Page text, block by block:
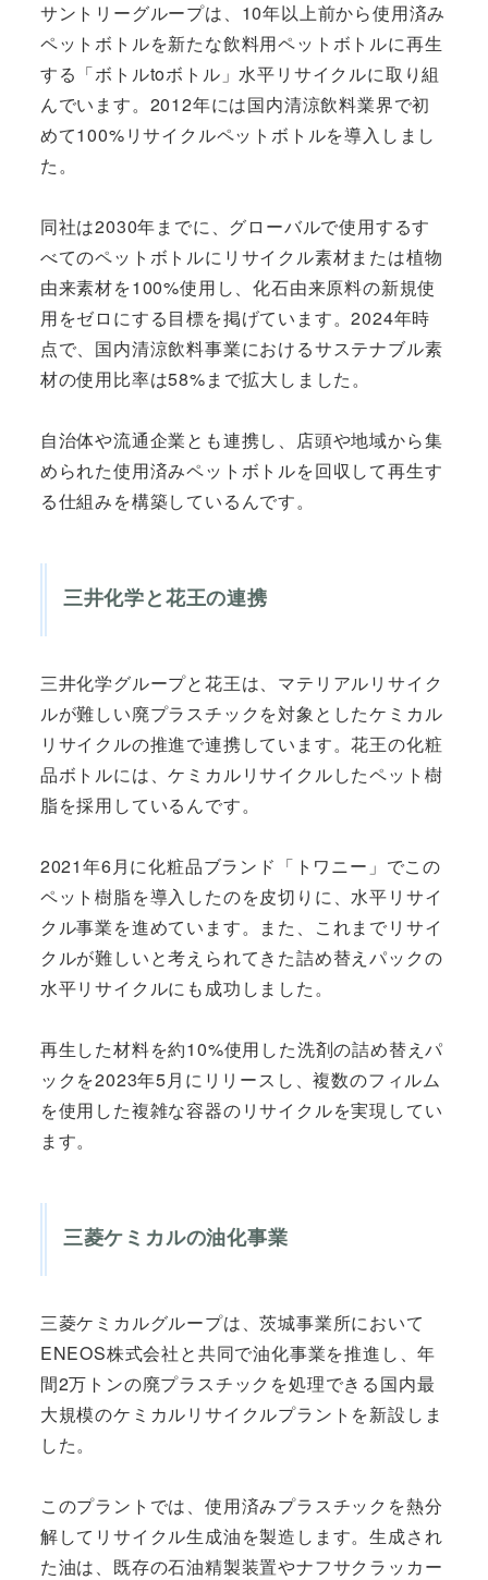
サントリーグループは、10年以上前から使用済み
ペットボトルを新たな飲料用ペットボトルに再生
する「ボトルtoボトル」水平リサイクルに取り組
んでいます。2012年には国内清涼飲料業界で初
めて100%リサイクルペットボトルを導入しまし
た。
同社は2030年までに、グローバルで使用するす
べてのペットボトルにリサイクル素材または植物
由来素材を100%使用し、化石由来原料の新規使
用をゼロにする目標を掲げています。2024年時
点で、国内清涼飲料事業におけるサステナブル素
材の使用比率は58%まで拡大しました。
自治体や流通企業とも連携し、店頭や地域から集
められた使用済みペットボトルを回収して再生す
る仕組みを構築しているんです。
三井化学と花王の連携
三井化学グループと花王は、マテリアルリサイク
ルが難しい廃プラスチックを対象としたケミカル
リサイクルの推進で連携しています。花王の化粧
品ボトルには、ケミカルリサイクルしたペット樹
脂を採用しているんです。
2021年6月に化粧品ブランド「トワニー」でこの
ペット樹脂を導入したのを皮切りに、水平リサイ
クル事業を進めています。また、これまでリサイ
クルが難しいと考えられてきた詰め替えパックの
水平リサイクルにも成功しました。
再生した材料を約10%使用した洗剤の詰め替えパ
ックを2023年5月にリリースし、複数のフィルム
を使用した複雑な容器のリサイクルを実現してい
ます。
三菱ケミカルの油化事業
三菱ケミカルグループは、茨城事業所において
ENEOS株式会社と共同で油化事業を推進し、年
間2万トンの廃プラスチックを処理できる国内最
大規模のケミカルリサイクルプラントを新設しま
した。
このプラントでは、使用済みプラスチックを熱分
解してリサイクル生成油を製造します。生成され
た油は、既存の石油精製装置やナフサクラッカー